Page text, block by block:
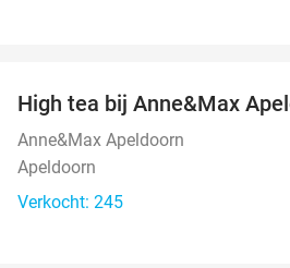
High tea bij Anne&Max
Anne&Max Apeldoorn
Apeldoorn
Verkocht: 245